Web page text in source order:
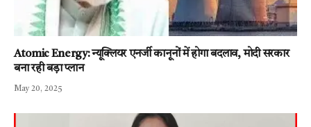
Atomic Energy: न्यूक्लियर एनर्जी कानूनों में होगा बदलाव, मोदी सरकार
बना रही बड़ा प्लान
May 20, 2025